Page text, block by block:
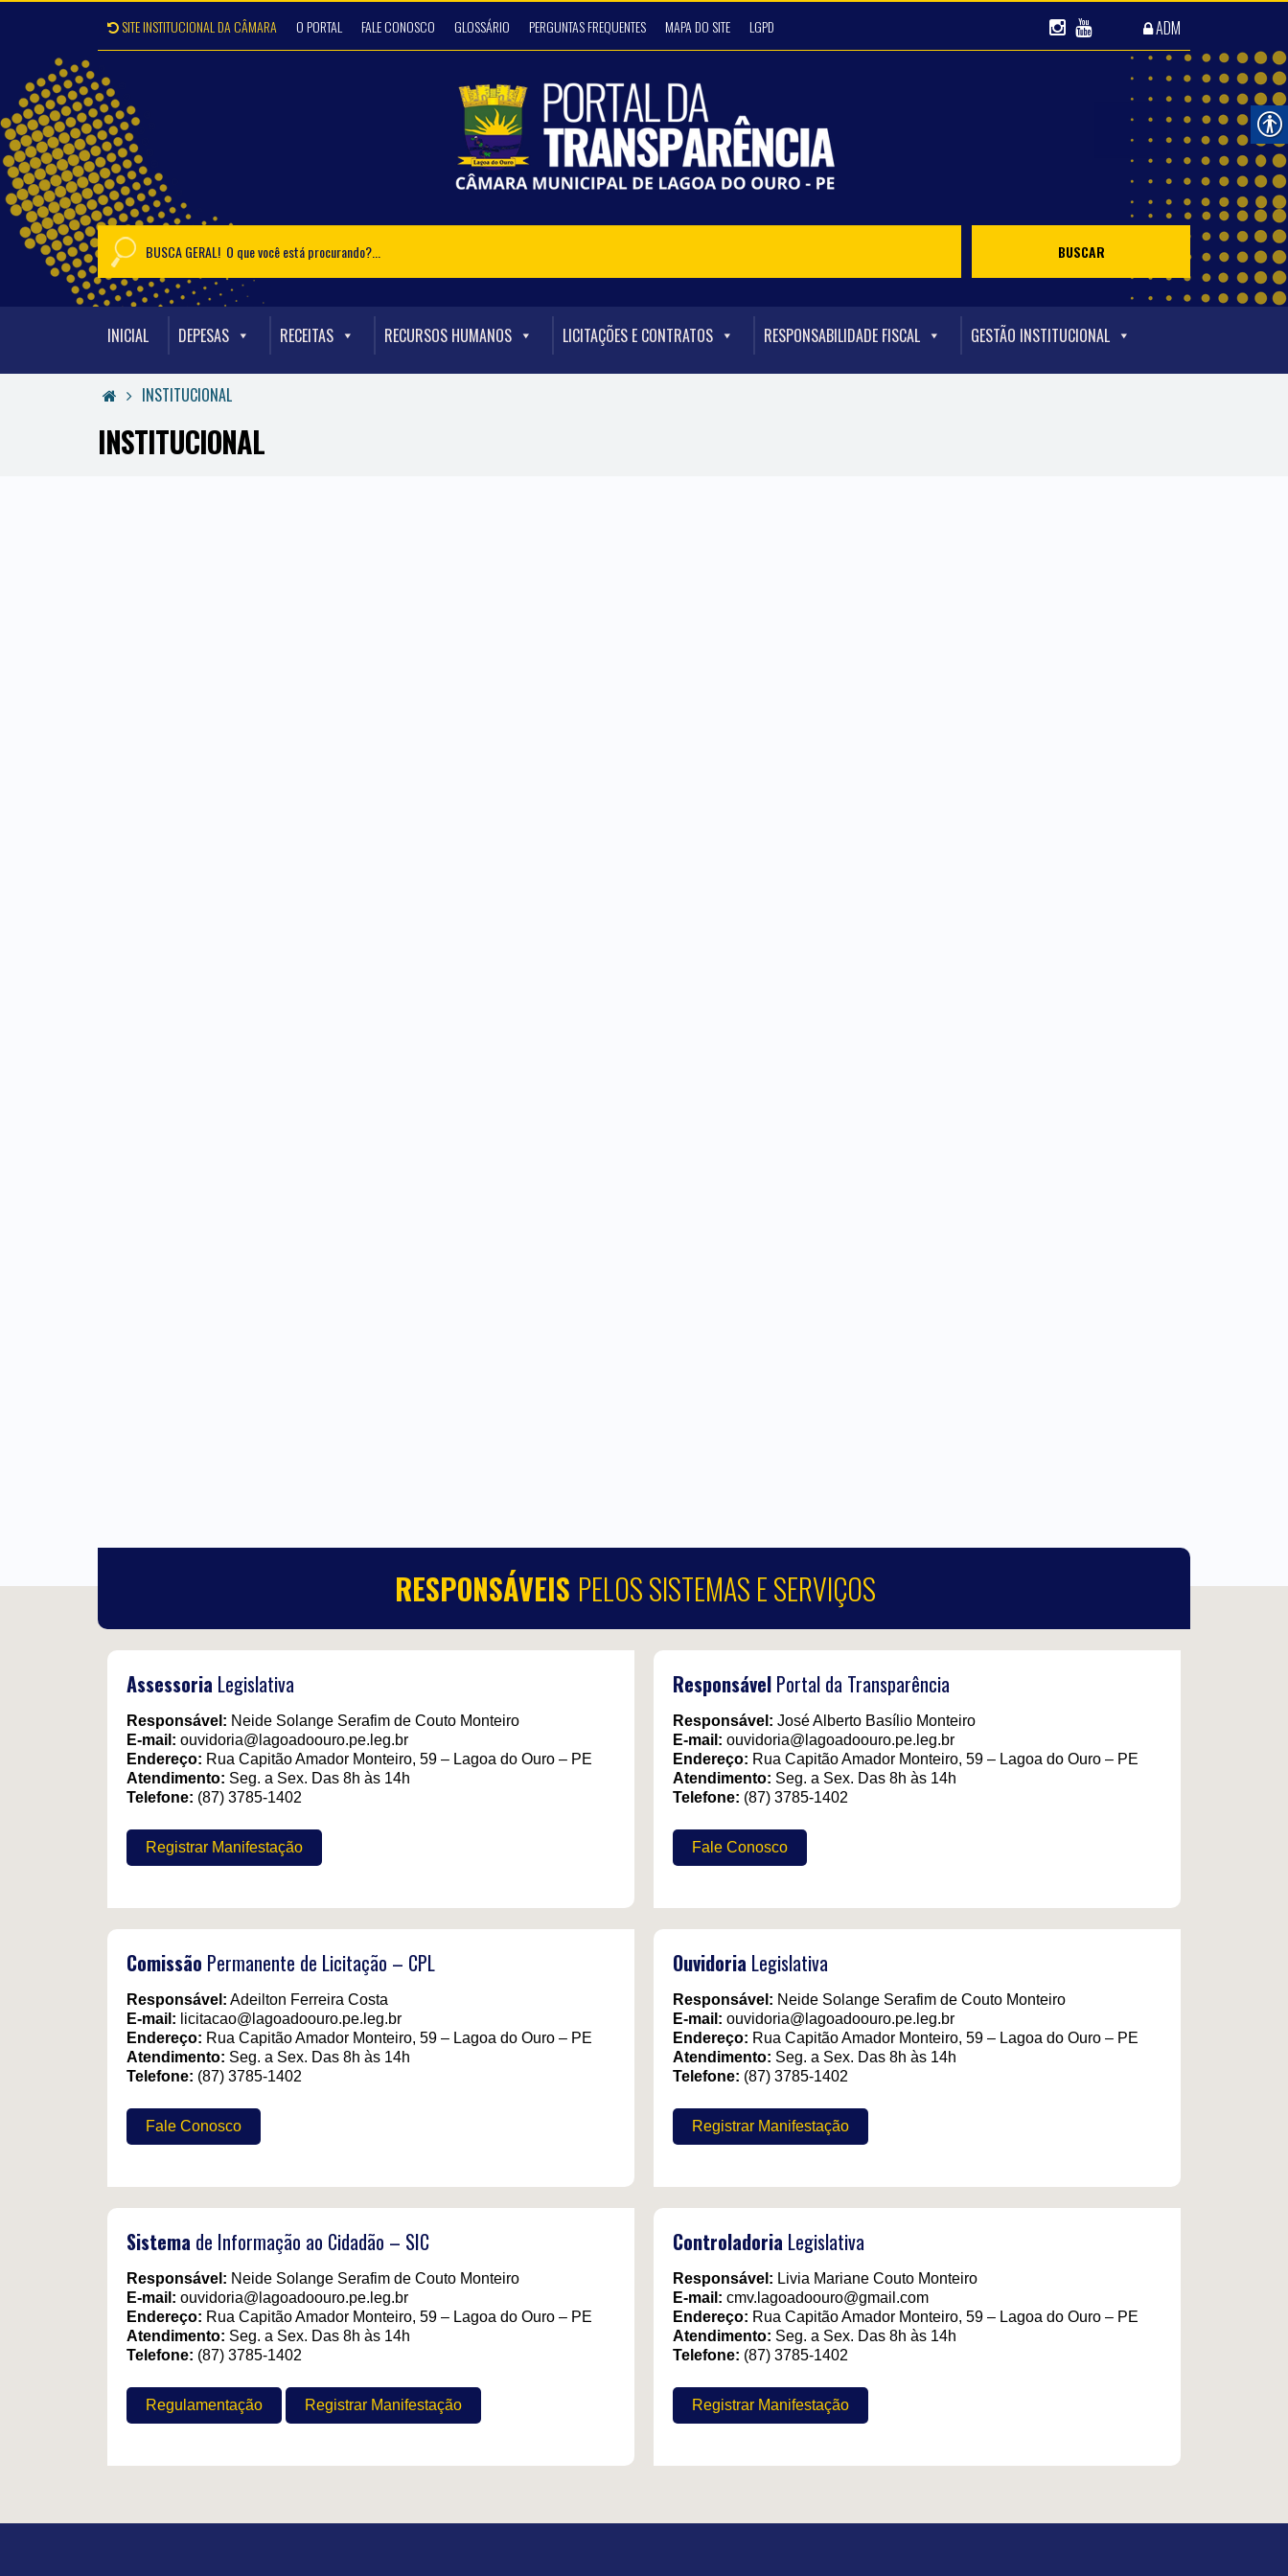
SITE INSTITUCIONAL DA CÂMARA O PORTAL FALE CONOSCO GLOSSÁRIO PERGUNTAS FREQUENTES MAPA DO SITE LGPD ADM
INICIAL DEPESAS RECEITAS RECURSOS HUMANOS LICITAÇÕES E CONTRATOS RESPONSABILIDADE FISCAL GESTÃO INSTITUCIONAL
INSTITUCIONAL
INSTITUCIONAL
RESPONSÁVEIS PELOS SISTEMAS E SERVIÇOS
Assessoria Legislativa
Responsável: Neide Solange Serafim de Couto Monteiro
E-mail: ouvidoria@lagoadoouro.pe.leg.br
Endereço: Rua Capitão Amador Monteiro, 59 – Lagoa do Ouro – PE
Atendimento: Seg. a Sex. Das 8h às 14h
Telefone: (87) 3785-1402
Registrar Manifestação
Responsável Portal da Transparência
Responsável: José Alberto Basílio Monteiro
E-mail: ouvidoria@lagoadoouro.pe.leg.br
Endereço: Rua Capitão Amador Monteiro, 59 – Lagoa do Ouro – PE
Atendimento: Seg. a Sex. Das 8h às 14h
Telefone: (87) 3785-1402
Fale Conosco
Comissão Permanente de Licitação – CPL
Responsável: Adeilton Ferreira Costa
E-mail: licitacao@lagoadoouro.pe.leg.br
Endereço: Rua Capitão Amador Monteiro, 59 – Lagoa do Ouro – PE
Atendimento: Seg. a Sex. Das 8h às 14h
Telefone: (87) 3785-1402
Fale Conosco
Ouvidoria Legislativa
Responsável: Neide Solange Serafim de Couto Monteiro
E-mail: ouvidoria@lagoadoouro.pe.leg.br
Endereço: Rua Capitão Amador Monteiro, 59 – Lagoa do Ouro – PE
Atendimento: Seg. a Sex. Das 8h às 14h
Telefone: (87) 3785-1402
Registrar Manifestação
Sistema de Informação ao Cidadão – SIC
Responsável: Neide Solange Serafim de Couto Monteiro
E-mail: ouvidoria@lagoadoouro.pe.leg.br
Endereço: Rua Capitão Amador Monteiro, 59 – Lagoa do Ouro – PE
Atendimento: Seg. a Sex. Das 8h às 14h
Telefone: (87) 3785-1402
Regulamentação Registrar Manifestação
Controladoria Legislativa
Responsável: Livia Mariane Couto Monteiro
E-mail: cmv.lagoadoouro@gmail.com
Endereço: Rua Capitão Amador Monteiro, 59 – Lagoa do Ouro – PE
Atendimento: Seg. a Sex. Das 8h às 14h
Telefone: (87) 3785-1402
Registrar Manifestação